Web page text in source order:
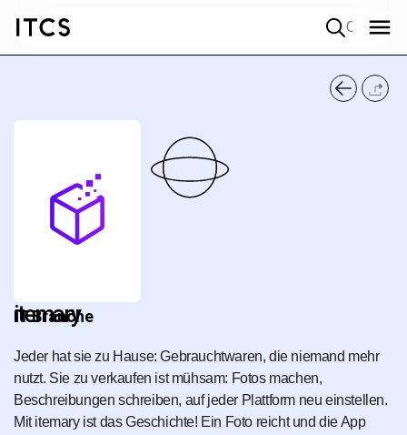
itemary
IT Branche
Jeder hat sie zu Hause: Gebrauchtwaren, die niemand mehr
nutzt. Sie zu verkaufen ist mühsam: Fotos machen,
Beschreibungen schreiben, auf jeder Plattform neu einstellen.
Mit itemary ist das Geschichte! Ein Foto reicht und die App